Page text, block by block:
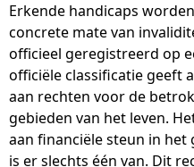
Erkende handicaps
concrete mate van
officieel geregistreerd op
officiële classificatie geeft
aan rechten voor de
gebieden van het leven.
aan financiële steun in het
is er slechts één van. Dit